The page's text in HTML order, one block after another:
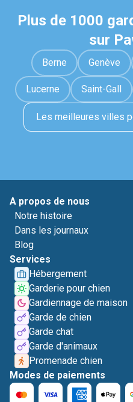
Plus de 1000
sur
Berne Genève
Lucerne Saint-Gall
Les meilleures villes
A propos de nous
Notre histoire
Dans les journaux
Blog
Services
Hébergement
Garderie pour chien
Gardiennage de maison
Garde de chien
Garde chat
Garde d'animaux
Promenade chien
Modes de paiements